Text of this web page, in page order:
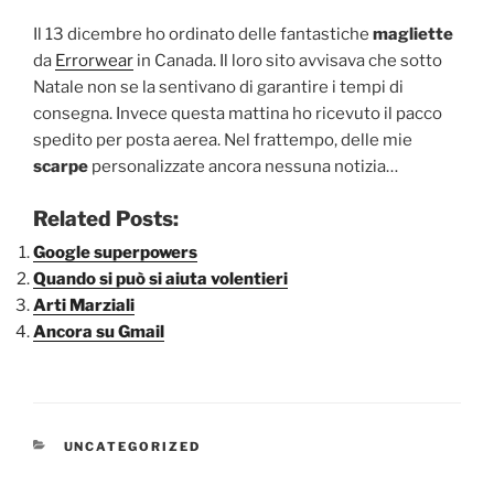
Il 13 dicembre ho ordinato delle fantastiche magliette
da Errorwear in Canada. Il loro sito avvisava che sotto
Natale non se la sentivano di garantire i tempi di
consegna. Invece questa mattina ho ricevuto il pacco
spedito per posta aerea. Nel frattempo, delle mie
scarpe personalizzate ancora nessuna notizia…
Related Posts:
Google superpowers
Quando si può si aiuta volentieri
Arti Marziali
Ancora su Gmail
CATEGORIE
UNCATEGORIZED